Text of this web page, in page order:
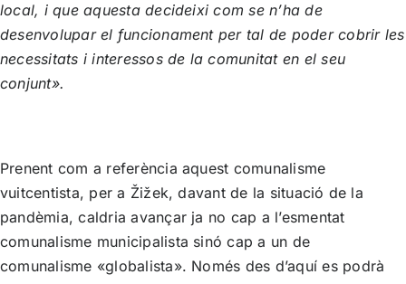
local, i que aquesta decideixi com se n’ha de
desenvolupar el funcionament per tal de poder cobrir les
necessitats i interessos de la comunitat en el seu
conjunt».
Prenent com a referència aquest comunalisme
vuitcentista, per a Žižek, davant de la situació de la
pandèmia, caldria avançar ja no cap a l’esmentat
comunalisme municipalista sinó cap a un de
comunalisme «globalista». Només des d’aquí es podrà